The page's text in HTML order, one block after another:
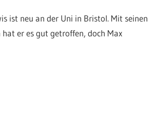
ist neu an der Uni in Bristol. Mit seinen
er es gut getroffen, doch Max